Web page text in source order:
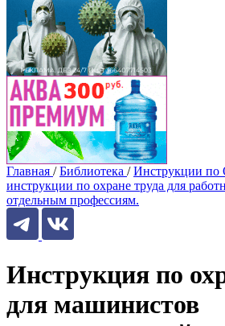
Главная / Библиотека / Инструкции по
инструкции по охране труда для
отдельным профессиям.
Инструкция по
для машинистов